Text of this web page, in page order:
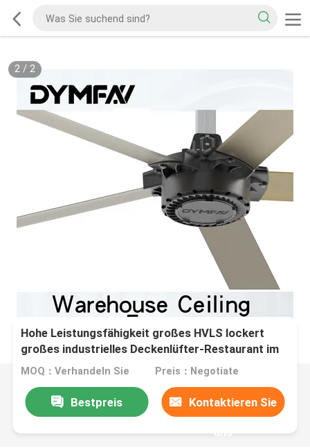
2/ 2
Hohe Leistungsfähigkeit großes HVLS lockert
großes industrielles Deckenlüfter-Restaurant im
Freien auf
MOQ：Verhandeln Sie Preis：Negotiate
Bestpreis Kontaktieren Sie
uns